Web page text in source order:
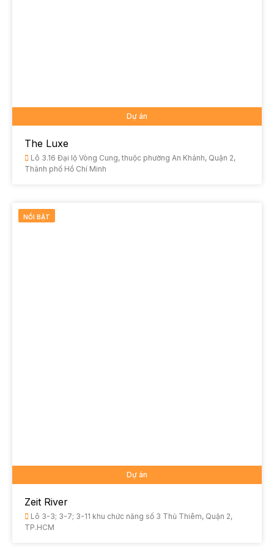
Dự án
The Luxe
Lô 3.16 Đại lộ Vòng Cung, thuộc phường An Khánh, Quận 2,
Thành phố Hồ Chí Minh
NỔI BẬT
Dự án
Zeit River
Lô 3-3; 3-7; 3-11 khu chức năng số 3 Thủ Thiêm, Quận 2,
TP.HCM